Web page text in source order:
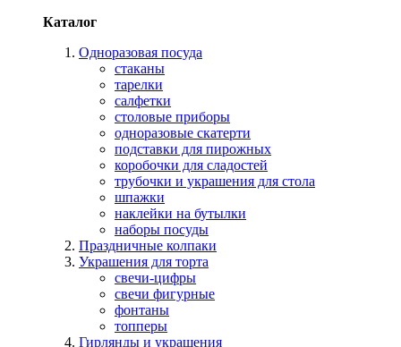
Каталог
Одноразовая посуда
стаканы
тарелки
салфетки
столовые приборы
одноразовые скатерти
подставки для пирожных
коробочки для сладостей
трубочки и украшения для стола
шпажки
наклейки на бутылки
наборы посуды
Праздничные колпаки
Украшения для торта
свечи-цифры
свечи фигурные
фонтаны
топперы
Гирлянды и украшения